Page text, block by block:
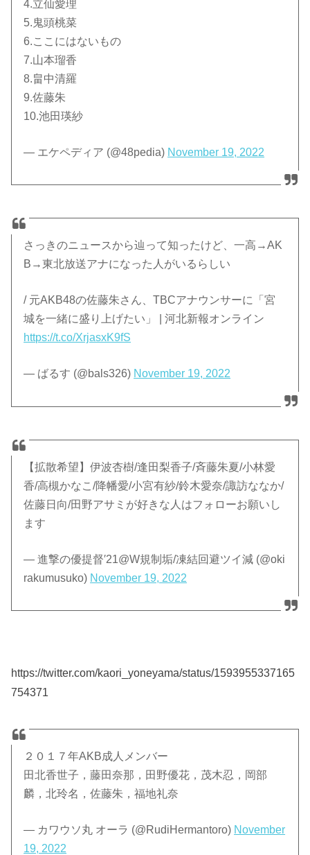
4.立仙愛理
5.鬼頭桃菜
6.ここにはないもの
7.山本瑠香
8.畠中清羅
9.佐藤朱
10.池田瑛紗
— エケペディア (@48pedia) November 19, 2022
さっきのニュースから辿って知ったけど、一高→AK
B→東北放送アナになった人がいるらしい
/ 元AKB48の佐藤朱さん、TBCアナウンサーに「宮
城を一緒に盛り上げたい」 | 河北新報オンライン
https://t.co/XrjasxK9fS
— ばるす (@bals326) November 19, 2022
【拡散希望】伊波杏樹/逢田梨香子/斉藤朱夏/小林愛
香/高槻かなこ/降幡愛/小宮有紗/鈴木愛奈/諏訪ななか/
佐藤日向/田野アサミが好きな人はフォローお願いし
ます
— 進撃の優提督′21@W規制垢/凍結回避ツイ減 (@oki
rakumusuko) November 19, 2022
https://twitter.com/kaori_yoneyama/status/1593955337165
754371
２０１７年AKB成人メンバー
田北香世子，藤田奈那，田野優花，茂木忍，岡部
麟，北玲名，佐藤朱，福地礼奈
— カワウソ丸 オーラ (@RudiHermantoro) November
19, 2022